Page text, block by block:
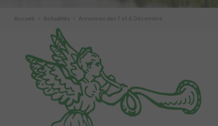
Accueil Actualités Annonces des 7 et 8 Décembre